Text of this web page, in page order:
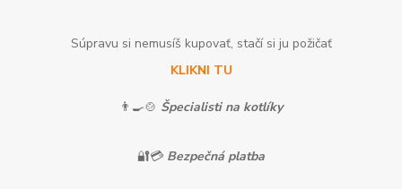
Súpravu si nemusíš kupovať, stačí si ju požičať
KLIKNI TU
👨‍🍳🍲 Špecialisti na kotlíky
🔐💳 Bezpečná platba